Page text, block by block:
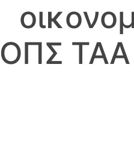
ΟΠΣ ΤΑΑ